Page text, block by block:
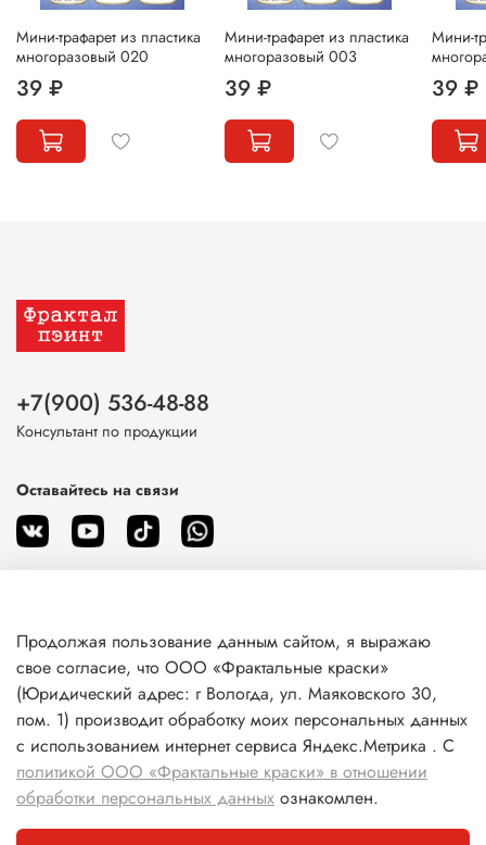
Мини-трафарет из пластика
многоразовый 020
39 ₽
Мини-трафарет из пластика
многоразовый 003
39 ₽
Мини-
39 ₽
О магазине
Клиентам
Информация
+7(900) 536-48-88
Консультант по продукции
Оставайтесь на связи
Продолжая пользование данным сайтом, я выражаю
свое согласие, что ООО «Фрактальные краски»
(Юридический адрес: г Вологда, ул. Маяковского 30,
пом. 1) производит обработку моих персональных данных
с использованием интернет сервиса Яндекс.Метрика . С
политикой ООО «Фрактальные краски» в отношении
обработки персональных данных ознакомлен.